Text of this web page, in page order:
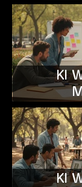
KI
KI